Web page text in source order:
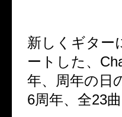
新しくギター
ートした、
年、周年の日
6周年、全23